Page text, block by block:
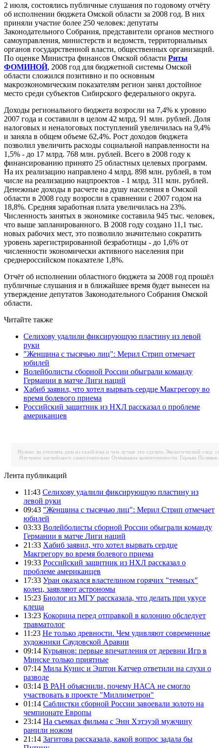
2 июля, состоялись публичные слушания по годовому отчёту
об исполнении бюджета Омской области за 2008 год. В них
приняли участие более 250 человек: депутаты
Законодательного Собрания, представители органов местного
самоуправления, министерств и ведомств, территориальных
органов государственной власти, общественных организаций.
По оценке Министра финансов Омской области Риты
ФОМИНОЙ, 2008 год для бюджетной системы Омской
области сложился позитивно и по основным
макроэкономическим показателям регион занял достойное
место среди субъектов Сибирского федерального округа.
Доходы регионального бюджета возросли на 7,4% к уровню
2007 года и составили в целом 42 млрд. 91 млн. рублей. Доля
налоговых и неналоговых поступлений увеличилась на 9,4%
и заняла в общем объеме 62,4%. Рост доходов бюджета
позволил увеличить расходы социальной направленности на
1,5% - до 17 млрд. 768 млн. рублей. Всего в 2008 году к
финансированию принято 25 областных целевых программ.
На их реализацию направлено 4 млрд. 898 млн. рублей, в том
числе на реализацию нацпроектов - 1 млрд. 311 млн. рублей.
Денежные доходы в расчете на душу населения в Омской
области в 2008 году возросли в сравнении с 2007 годом на
18,8%. Средняя заработная плата увеличилась на 23%.
Численность занятых в экономике составила 945 тыс. человек,
что выше запланированного. В 2008 году создано 11,1 тыс.
новых рабочих мест, это позволило значительно сократить
уровень зарегистрированной безработицы - до 1,6% от
численности экономически активного населения при
среднероссийском показателе 1,8%.
Отчёт об исполнении областного бюджета за 2008 год прошёл
публичные слушания и в ближайшее время будет вынесен на
утверждение депутатов Законодательного Собрания Омской
области.
Читайте также
Селихову удалили фиксирующую пластину из левой
руки
"Женщина с тысячью лиц": Мерил Стрип отмечает
юбилей
Волейболисты сборной России обыграли команду
Германии в матче Лиги наций
Хабиб заявил, что хотел вырвать сердце Макгрегору во
время болевого приема
Российский защитник из НХЛ рассказал о проблеме
американцев
Нужно ли утеплять дом из газоблока и чем лучше это сделать Экологический след:
Изучение английского самостоятельно Отмывание компетентности: Герман
Лента публикаций
11:43 Селихову удалили фиксирующую пластину из
левой руки
09:43 "Женщина с тысячью лиц": Мерил Стрип отмечает
юбилей
03:33 Волейболисты сборной России обыграли команду
Германии в матче Лиги наций
21:33 Хабиб заявил, что хотел вырвать сердце
Макгрегору во время болевого приема
19:33 Российский защитник из НХЛ рассказал о
проблеме американцев
17:33 Уран оказался властелином горячих "темных"
колец, заявляют астрономы
15:23 Биолог из МГУ рассказала, что делать при укусе
клеща
13:23 Кокорина перед отправкой в колонию обследует
травматолог
11:23 Не только древности. Чем удивляют современные
художники Саудовской Аравии
09:14 Курьянов: первые впечатления от деревни Игр в
Минске только приятные
07:14 Мила Кунис и Эштон Катчер ответили на слухи о
разводе
03:14 В РАН объяснили, почему НАСА не смогло
участвовать в проекте "Миллиметрон"
01:14 Саблистки сборной России завоевали золото на
чемпионате Европы
23:14 На съемках фильма с Энн Хэтэуэй мужчину
ранили ножом
21:14 Загитова рассказала, какой вопрос задала бы